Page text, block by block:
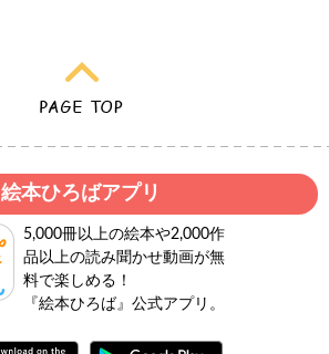
絵本ひろばアプリ
5,000冊以上の絵本や2,000作
品以上の読み聞かせ動画が無
料で楽しめる！
『絵本ひろば』公式アプリ。